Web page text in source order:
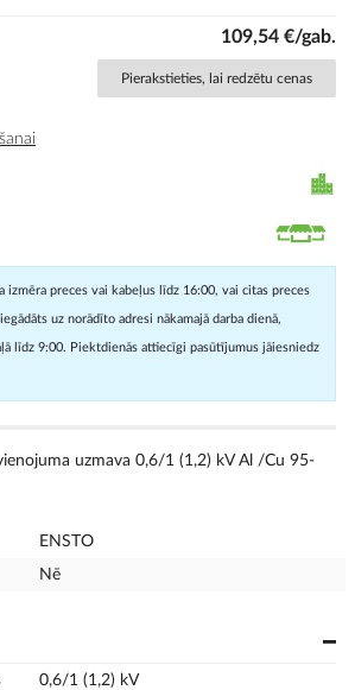
109,54 €/gab.
Pierakstieties, lai redzētu cenas
izmēra preces vai kabeļus līdz 16:00, vai citas preces
uz norādīto adresi nākamajā darba dienā,
līdz 9:00. Piektdienās attiecīgi pasūtījumus jāiesniedz
uzmava 0,6/1 (1,2) kV Al /Cu 95-
ENSTO
Nē
0,6/1 (1,2) kV